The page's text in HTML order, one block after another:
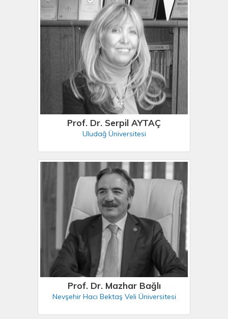
Prof. Dr. Serpil AYTAÇ
Uludağ Üniversitesi
Prof. Dr. Mazhar Bağlı
Nevşehir Hacı Bektaş Veli Üniversitesi